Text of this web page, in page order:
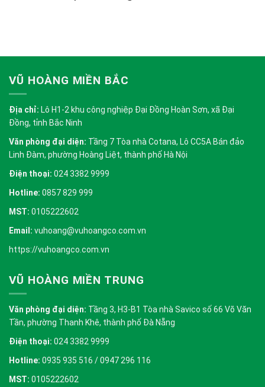
VŨ HOÀNG MIỀN BẮC
Địa chỉ: Lô H1-2 khu công nghiệp Đại Đồng Hoàn Sơn, xã Đại
Đồng, tỉnh Bắc Ninh
Văn phòng đại diện: Tầng 7 Tòa nhà Cotana, Lô CC5A Bán đảo
Linh Đàm, phường Hoàng Liệt, thành phố Hà Nội
Điện thoại: 024 3382 9999
Hotline: 0857 829 999
MST: 0105222602
Email: vuhoang@vuhoangco.com.vn
https://vuhoangco.com.vn
VŨ HOÀNG MIỀN TRUNG
Văn phòng đại diện: Tầng 3, H3-B1 Tòa nhà Savico số 66 Võ Văn
Tần, phường Thanh Khê, thành phố Đà Nẵng
Điện thoại: 024 3382 9999
Hotline: 0935 935 516 / 0947 296 116
MST: 0105222602